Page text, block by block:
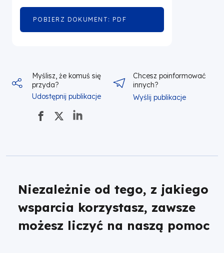
POBIERZ DOKUMENT: PDF
Myślisz, że komuś się
przyda?
Udostępnij publikacje
Chcesz poinformować
innych?
Wyślij publikacje
Niezależnie od tego, z jakiego
wsparcia korzystasz, zawsze
możesz liczyć na naszą pomoc